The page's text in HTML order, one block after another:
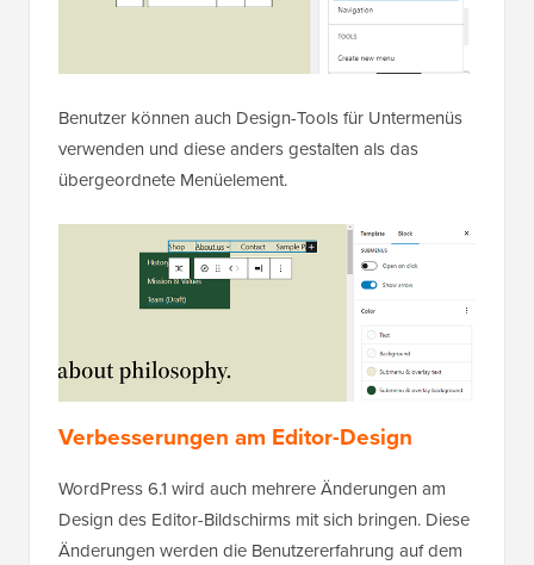
Benutzer können auch Design-Tools für Untermenüs
verwenden und diese anders gestalten als das
übergeordnete Menüelement.
Verbesserungen am Editor-Design
WordPress 6.1 wird auch mehrere Änderungen am
Design des Editor-Bildschirms mit sich bringen. Diese
Änderungen werden die Benutzererfahrung auf dem